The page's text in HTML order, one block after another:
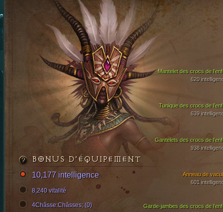
Tunique des crocs de
639
Gantelets des crocs de
938
Mantelet des crocs de
620
Garde-jambes des crocs de
Anneau de
601
BONUS D’ÉQUIPEMENT
10,177 intelligence
8,240 vitalité
4Châsse:Châsses; (0)